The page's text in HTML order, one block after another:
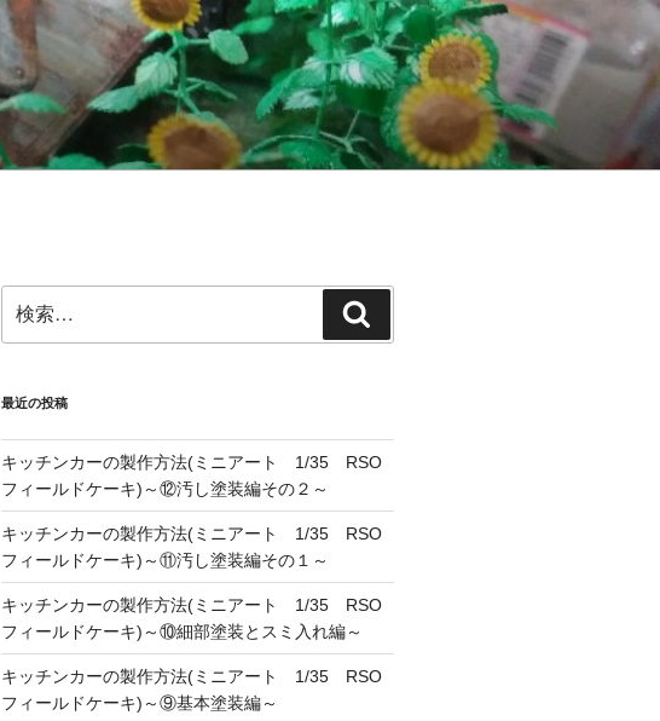
索:
索
最近の投稿
キッチンカーの製作方法(ミニアート 1/35 RSO
フィールドケーキ)～⑫汚し塗装編その２～
キッチンカーの製作方法(ミニアート 1/35 RSO
フィールドケーキ)～⑪汚し塗装編その１～
キッチンカーの製作方法(ミニアート 1/35 RSO
フィールドケーキ)～⑩細部塗装とスミ入れ編～
キッチンカーの製作方法(ミニアート 1/35 RSO
フィールドケーキ)～⑨基本塗装編～